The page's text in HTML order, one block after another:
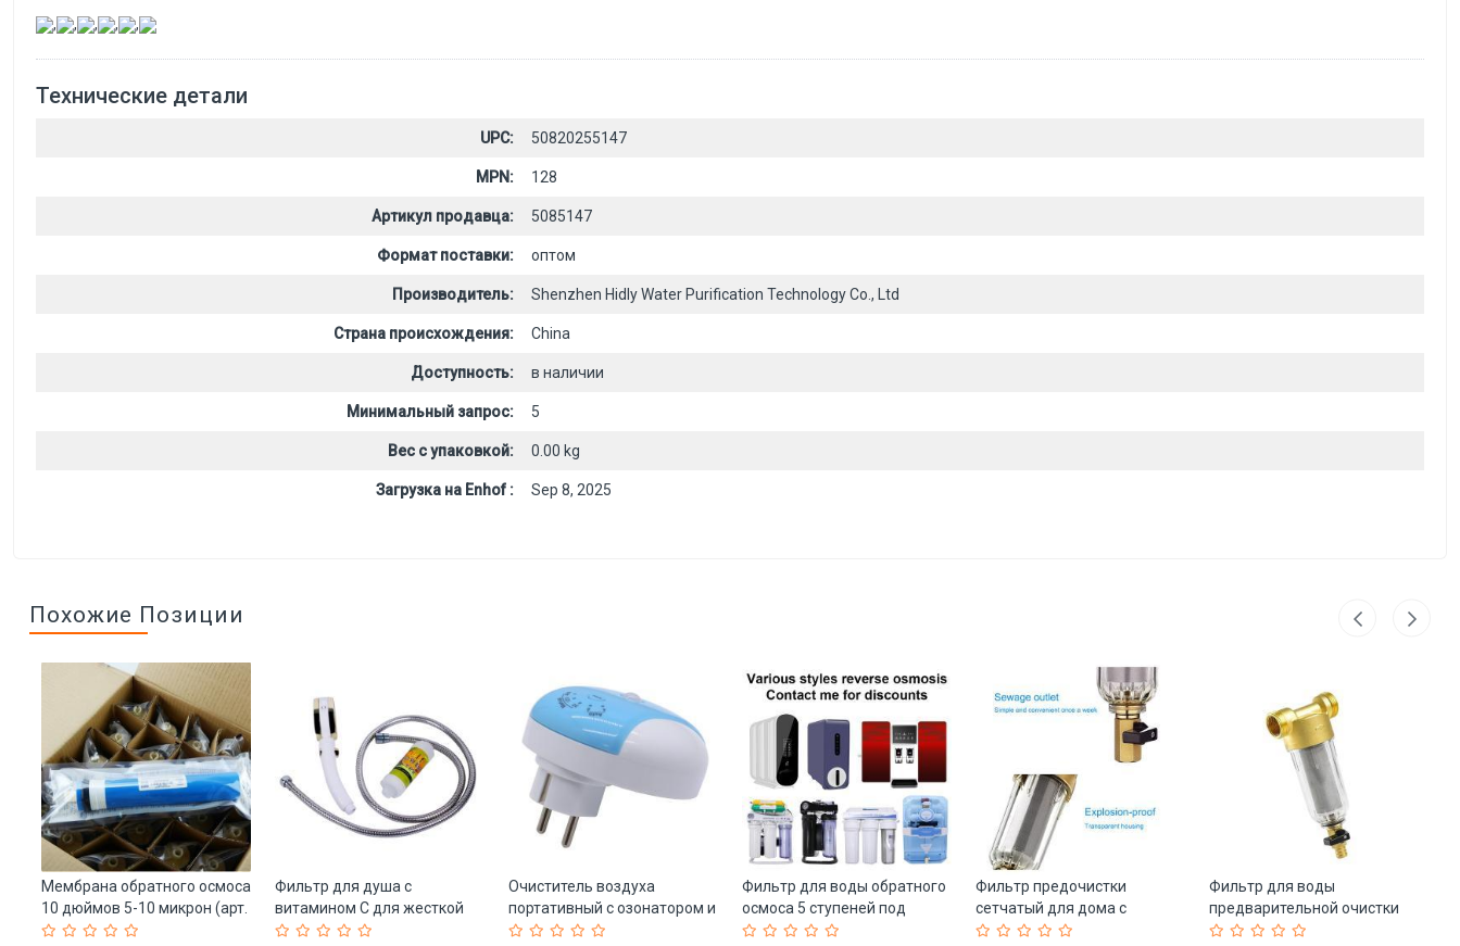
, , , , ,
Технические детали
UPC: 50820255147
MPN: 128
Артикул продавца: 5085147
Формат поставки: оптом
Производитель: Shenzhen Hidly Water Purification Technology Co., Ltd
Страна происхождения: China
Доступность: в наличии
Минимальный запрос: 5
Вес с упаковкой: 0.00 kg
Загрузка на Enhof : Sep 8, 2025
Похожие Позиции
Мембрана обратного осмоса
10 дюймов 5-10 микрон (арт.
25-5085039)
Фильтр для душа с
витамином C для жесткой
воды (арт. 25-5085085)
Очиститель воздуха
портативный с озонатором и
ионизатором (арт. 25-
Фильтр для воды обратного
осмоса 5 ступеней под
мойку (арт. 25-5084930)
Фильтр предочистки
сетчатый для дома с
обратной промывкой (арт.
Фильтр для воды
предварительной очистки
для дома (арт. 25-5085180)